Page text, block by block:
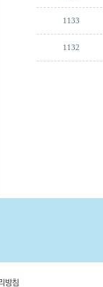
1133
1132